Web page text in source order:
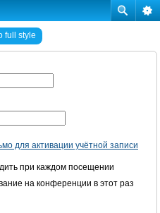
full style
для активации учётной записи
при каждом посещении
на конференции в этот раз